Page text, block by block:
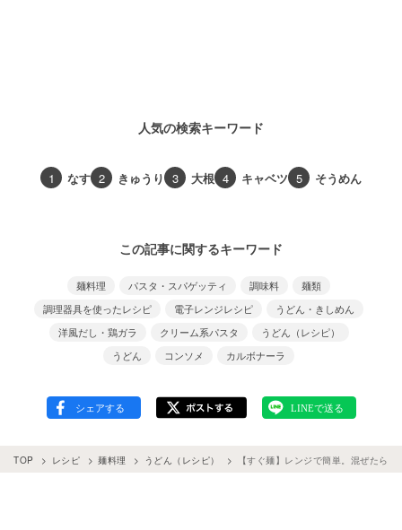
人気の検索キーワード
1 なす 2 きゅうり 3 大根 4 キャベツ 5 そうめん
この記事に関するキーワード
麺料理 パスタ・スパゲッティ 調味料
麺類
調理器具を使ったレシピ
電子レンジレシピ
うどん・きしめん
洋風だし・鶏ガラ
クリーム系パスタ
うどん（レシピ）
うどん
コンソメ カルボナーラ
TOP レシピ 麺料理 うどん（レシピ） 【すぐ麺】レンジで簡単。混ぜたら